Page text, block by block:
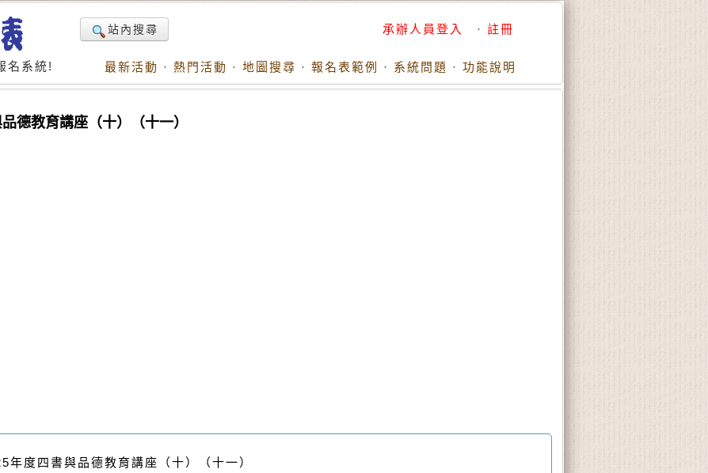
名系統!
站內搜尋 承辦人員登入 · 註冊
最新活動 · 熱門活動 · 地圖搜尋 · 報名表範例 · 系統問題 · 功能說明
德教育講座（十）（十一）
年度四書與品德教育講座
（十）（十一）